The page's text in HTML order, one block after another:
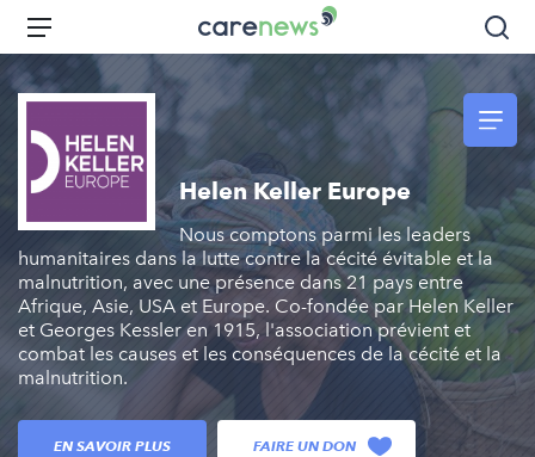
Aller
contenu
principal
Carenews,
Le
des
de
l'engagement
Menu
Helen Keller Europe
Nous comptons parmi les leaders
humanitaires dans la lutte contre la cécité évitable et la
malnutrition, avec une présence dans 21 pays entre
Afrique, Asie, USA et Europe. Co-fondée par Helen Keller
et Georges Kessler en 1915, l'association prévient et
combat les causes et les conséquences de la cécité et la
malnutrition.
EN SAVOIR PLUS FAIRE UN DON